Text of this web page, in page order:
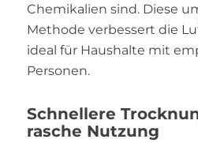
Chemikalien sind. Diese
Methode verbessert die
ideal für Haushalte mit
Personen.
Schnellere
rasche Nutzung